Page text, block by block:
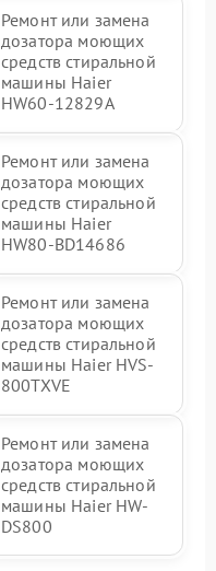
Ремонт или замена
дозатора моющих
средств стиральной
машины Haier
HW60-12829A
Ремонт или замена
дозатора моющих
средств стиральной
машины Haier
HW80-BD14686
Ремонт или замена
дозатора моющих
средств стиральной
машины Haier HVS-
800TXVE
Ремонт или замена
дозатора моющих
средств стиральной
машины Haier HW-
DS800